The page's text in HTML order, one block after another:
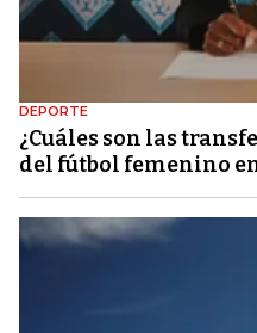
DEPORTE
¿Cuáles son las
del fútbol femenino